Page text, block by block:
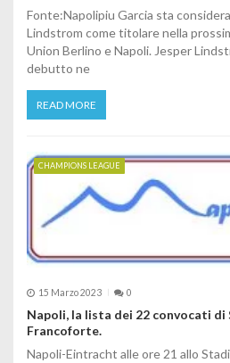
Fonte:Napolipiu Garcia sta
Lindstrom come titolare nella
Union Berlino e Napoli. Jesper
debutto ne
READ MORE
CHAMPIONS LEAGUE
15 Marzo 2023 0
Napoli, la lista dei 22 convocati
Francoforte.
Napoli-Eintracht alle ore 21 allo